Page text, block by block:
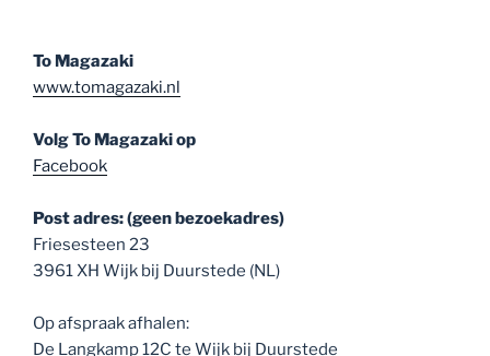
To Magazaki
www.tomagazaki.nl
Volg To Magazaki op
Facebook
Post adres: (geen bezoekadres)
Friesesteen 23
3961 XH Wijk bij Duurstede (NL)
Op afspraak afhalen:
De Langkamp 12C te Wijk bij Duurstede